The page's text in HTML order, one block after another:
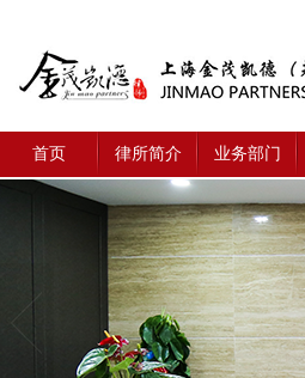
首页 律所简介 业务部门